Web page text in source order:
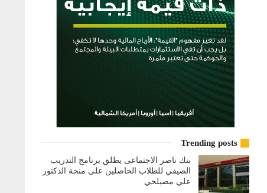
Trending posts
بنك ناصر الاجتماعى يطلق برنامج التدريب
الصيفي للطلاب الحاصلين على منحة الدكتور
علي مصيلحي